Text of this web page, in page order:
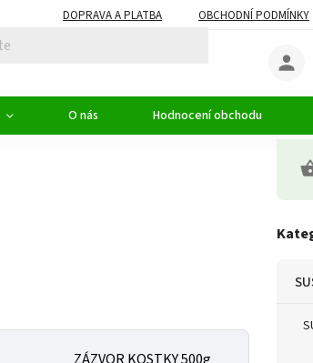
DOPRAVA A PLATBA OBCHODNÍ PODMÍNKY
O nás Hodnocení obchodu
ZÁZVOR KOSTKY 500g